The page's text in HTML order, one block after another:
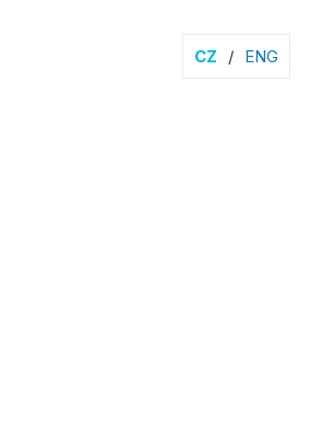
CZ / ENG